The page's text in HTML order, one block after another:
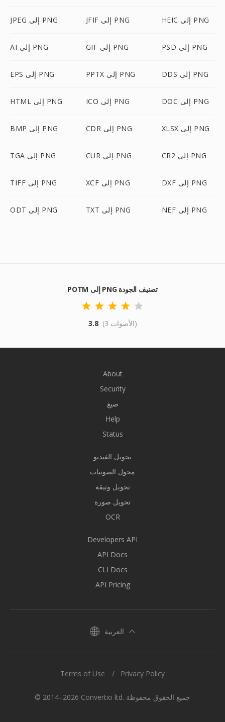
JPEG إلى PNG JFIF إلى PNG HEIC إلى PNG
AI إلى PNG GIF إلى PNG PSD إلى PNG
EPS إلى PNG PPTX إلى PNG DDS إلى PNG
HTML إلى PNG ICO إلى PNG DOC إلى PNG
BMP إلى PNG CDR إلى PNG XLSX إلى PNG
TGA إلى PNG CUR إلى PNG CR2 إلى PNG
TIFF إلى PNG XCF إلى PNG DXF إلى PNG
ODT إلى PNG TXT إلى PNG NEF إلى PNG
POTM إلى PNG تصنيف الجودة
3.8 (3 الأصوات)
About
Security
صيغ
Help
Status
تحويل الفيديو
محول الصوتيات
تحويل وثيقة
تحويل صورة
OCR
Developers API
API Docs
CLI Docs
API Pricing
العربية
© 2014–2026 Convertio ltd. جميع الحقوق محفوظة
Terms of Use Privacy Policy